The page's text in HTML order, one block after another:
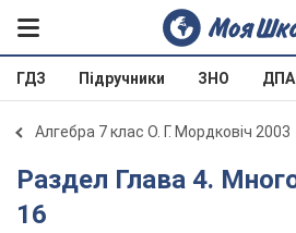
ГДЗ Підручники ЗНО ДПА
Алгебра 7 клас О. Г. Мордковіч 2003
Раздел Глава 4. Многочлены. §
16